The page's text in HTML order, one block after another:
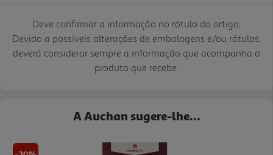
Deve confirmar a informação no rótulo do artigo.
Devido a possíveis alterações de embalagens e/ou rótulos,
deverá considerar sempre a informação que acompanha o
produto que recebe.
A Auchan sugere-lhe...